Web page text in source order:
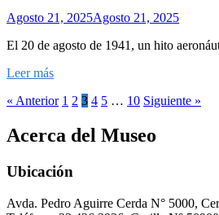
Agosto 21, 2025Agosto 21, 2025
El 20 de agosto de 1941, un hito
Leer más
« Anterior 1 2 3 4 5 … 10 Siguiente »
Acerca del Museo
Ubicación
Avda. Pedro Aguirre Cerda N° 5000,